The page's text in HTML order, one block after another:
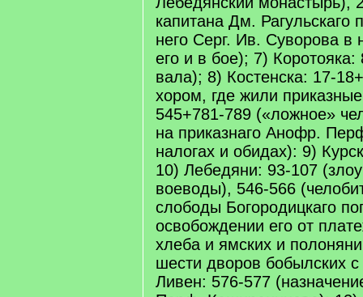
капитана Дм. Рагульскаго
него Серг. Ив. Суворова в
его и в бое); 7) Коротояка:
вала); 8) Костенска: 17-
хором, где жили
545+781-789 («ложное»
на приказнаго Анофр.
налогах и обидах): 9)
10) Лебедяни: 93-107
воеводы), 546-566
слободы Богородицкаго
освобождении его от
хлеба и ямских и
шести дворов бобылских с
Ливен: 576-577